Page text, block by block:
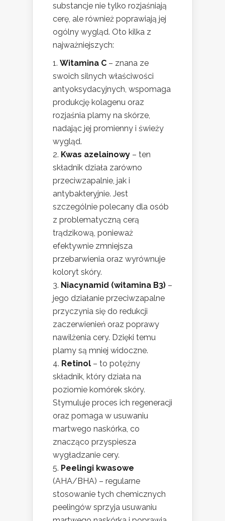
substancje nie tylko rozjaśniają
cerę, ale również poprawiają jej
ogólny wygląd. Oto kilka z
najważniejszych:
Witamina C – znana ze
swoich silnych właściwości
antyoksydacyjnych, wspomaga
produkcję kolagenu oraz
rozjaśnia plamy na skórze,
nadając jej promienny i świeży
wygląd.
Kwas azelainowy – ten
składnik działa zarówno
przeciwzapalnie, jak i
antybakteryjnie. Jest
szczególnie polecany dla osób
z problematyczną cerą
trądzikową, ponieważ
efektywnie zmniejsza
przebarwienia oraz wyrównuje
koloryt skóry.
Niacynamid (witamina B3) –
jego działanie przeciwzapalne
przyczynia się do redukcji
zaczerwienień oraz poprawy
nawilżenia cery. Dzięki temu
plamy są mniej widoczne.
Retinol – to potężny
składnik, który działa na
poziomie komórek skóry.
Stymuluje proces ich regeneracji
oraz pomaga w usuwaniu
martwego naskórka, co
znacząco przyspiesza
wygładzanie cery.
Peelingi kwasowe
(AHA/BHA) – regularne
stosowanie tych chemicznych
peelingów sprzyja usuwaniu